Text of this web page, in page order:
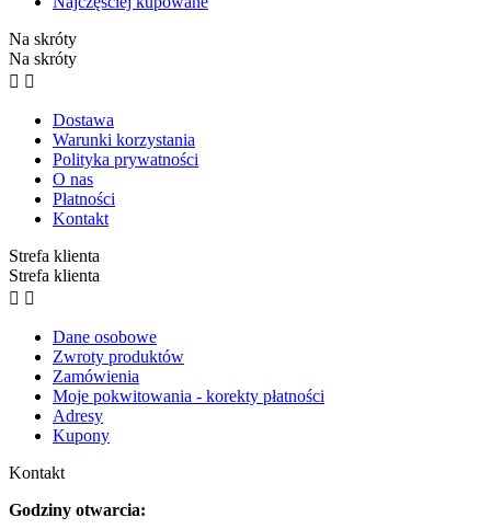
Na skróty
Na skróty
 
Dostawa
Warunki korzystania
Polityka prywatności
O nas
Płatności
Kontakt
Strefa klienta
Strefa klienta
 
Dane osobowe
Zwroty produktów
Zamówienia
Moje pokwitowania - korekty płatności
Adresy
Kupony
Kontakt
Godziny otwarcia: